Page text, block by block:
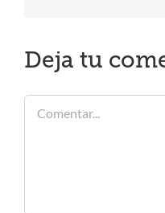
Deja tu
Comentar